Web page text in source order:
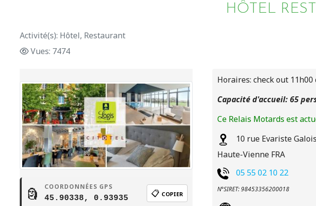
HÔTEL
Activité(s): Hôtel, Restaurant
Vues: 7474
🗿 COORDONNÉES GPS
45.90338, 0.93935 📋 COPIER
Horaires: check out
Capacité d'accueil: 65
Ce Relais Motards est
10 rue Evariste Galois
Haute-Vienne FRA
05 55 02 10 22
N°SIRET: 98453356200018